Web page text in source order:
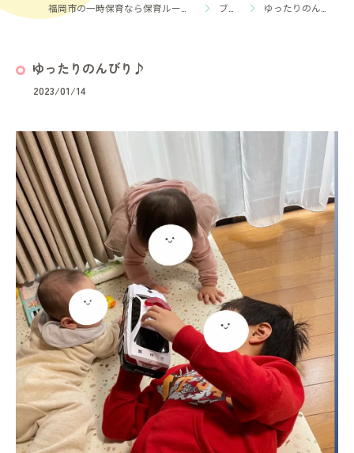
ブログ ゆったりのんびり♪
ゆったりのんびり♪
2023/01/14